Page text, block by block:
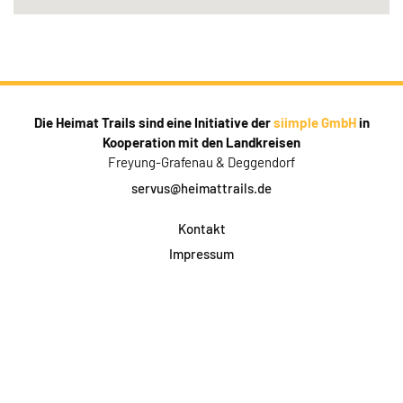
Die Heimat Trails sind eine Initiative dersiimple GmbHin
Kooperation mit den Landkreisen
Freyung-Grafenau & Deggendorf
servus@heimattrails.de
Kontakt
Impressum